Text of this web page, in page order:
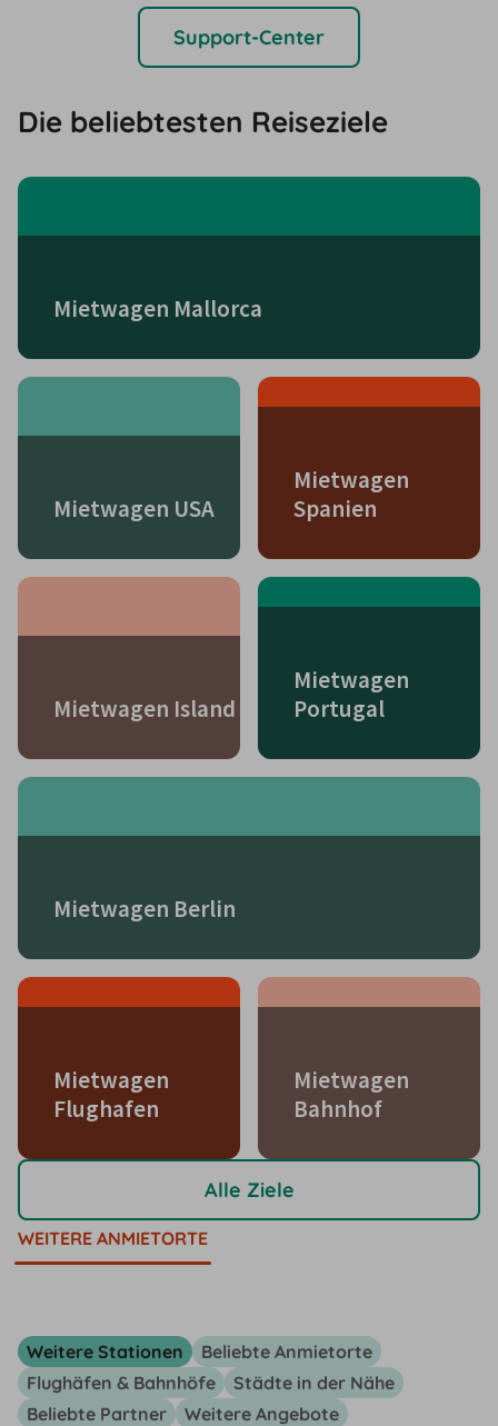
Support-Center
Die beliebtesten Reiseziele
Mietwagen Mallorca
Mietwagen USA
Mietwagen
Spanien
Mietwagen Island
Mietwagen
Portugal
Mietwagen Berlin
Mietwagen
Flughafen
Mietwagen
Bahnhof
Alle Ziele
WEITERE ANMIETORTE
Weitere Stationen
Beliebte Anmietorte
Flughäfen & Bahnhöfe
Städte in der Nähe
Beliebte Partner
Weitere Angebote